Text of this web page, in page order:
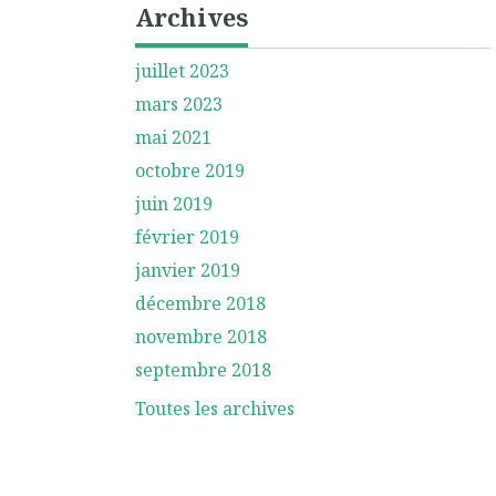
Archives
juillet 2023
mars 2023
mai 2021
octobre 2019
juin 2019
février 2019
janvier 2019
décembre 2018
novembre 2018
septembre 2018
Toutes les archives